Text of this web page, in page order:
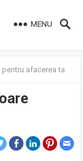
MENU
afacerea ta